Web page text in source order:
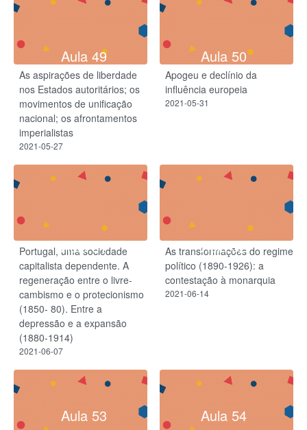
Aula 49
As aspirações de liberdade
nos Estados autoritários; os
movimentos de unificação
nacional; os afrontamentos
imperialistas
2021-05-27
Aula 50
Apogeu e declínio da
influência europeia
2021-05-31
Aula 51
Portugal, uma sociedade
capitalista dependente. A
regeneração entre o livre-
cambismo e o protecionismo
(1850- 80). Entre a
depressão e a expansão
(1880-1914)
2021-06-07
Aula 52
As transformações do regime
político (1890-1926): a
contestação à monarquia
2021-06-14
Aula 53 Aula 54